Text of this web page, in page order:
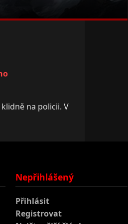
na policii. V
Nepřihlášený
Přihlásit
Registrovat